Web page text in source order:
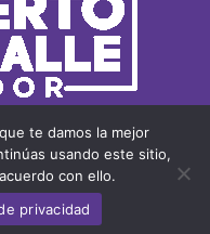
te damos la mejor
usando este sitio,
con ello.
privacidad